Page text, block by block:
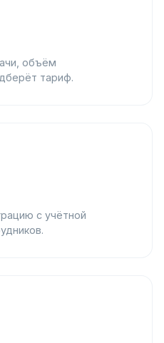
объём
тариф.
с учётной